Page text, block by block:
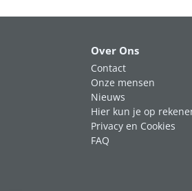
Over Ons
Contact
Onze mensen
Nieuws
Hier kun je op
Privacy en Cookies
FAQ